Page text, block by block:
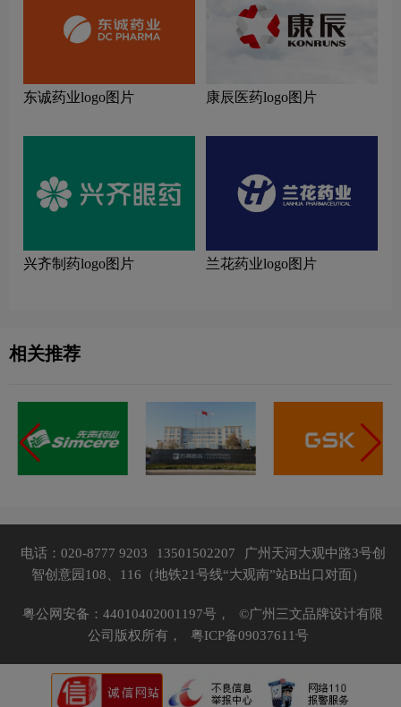
东诚药业logo图片 康辰医药logo图片
兴齐制药logo图片 兰花药业logo图片
相关推荐
电话：020-8777 9203 13501502207
广州天河大观中路3号创
智创意园108、116（地铁21号线“大观南”站B出口对面）
粤公网安备：44010402001197号，
©广州三文品牌设计有限
公司版权所有，
粤ICP备09037611号